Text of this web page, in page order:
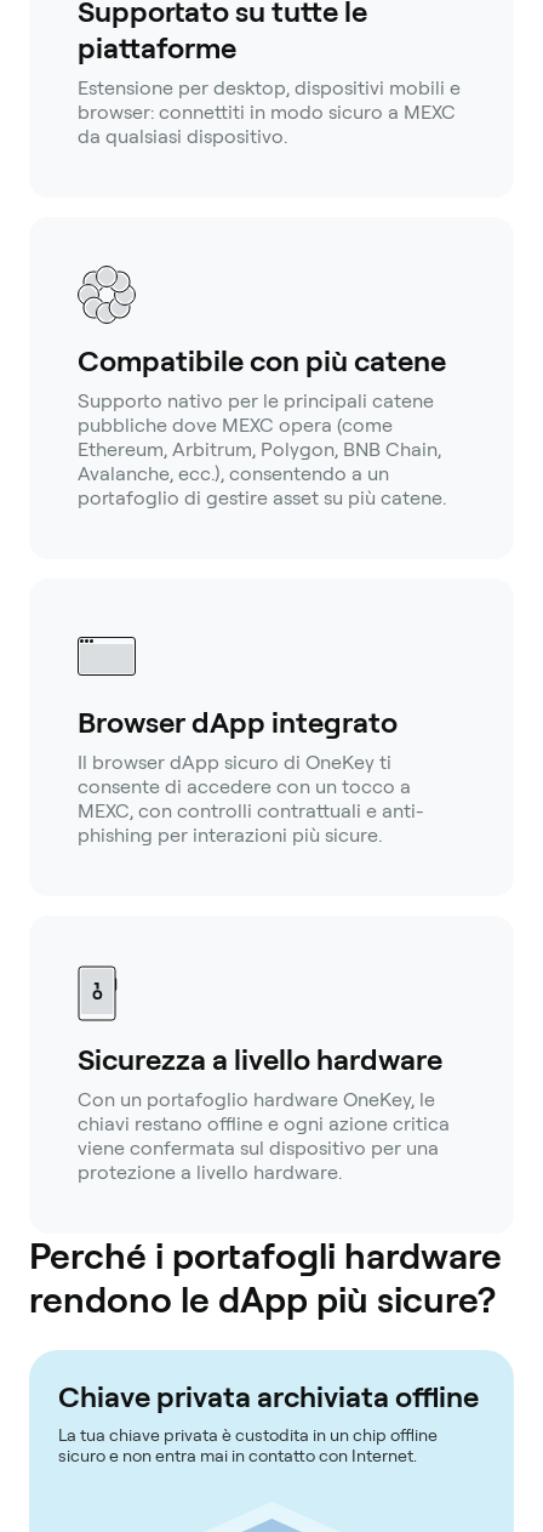
Supportato su tutte le
piattaforme
Estensione per desktop, dispositivi mobili e
browser: connettiti in modo sicuro a MEXC
da qualsiasi dispositivo.
Compatibile con più catene
Supporto nativo per le principali catene
pubbliche dove MEXC opera (come
Ethereum, Arbitrum, Polygon, BNB Chain,
Avalanche, ecc.), consentendo a un
portafoglio di gestire asset su più catene.
Browser dApp integrato
Il browser dApp sicuro di OneKey ti
consente di accedere con un tocco a
MEXC, con controlli contrattuali e anti-
phishing per interazioni più sicure.
Sicurezza a livello hardware
Con un portafoglio hardware OneKey, le
chiavi restano offline e ogni azione critica
viene confermata sul dispositivo per una
protezione a livello hardware.
Perché i portafogli hardware
rendono le dApp più sicure?
Chiave privata archiviata offline
La tua chiave privata è custodita in un chip offline
sicuro e non entra mai in contatto con Internet.